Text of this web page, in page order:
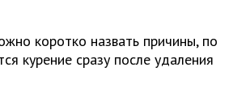
коротко назвать причины, по
курение сразу после удаления